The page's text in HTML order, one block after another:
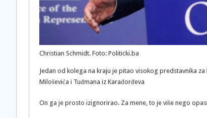
Christian Schmidt. Foto: Politicki.ba
Jedan od kolega na kraju je pitao visokog predstavnika
Miloševića i Tuđmana iz Karađorđeva
On ga je prosto izignorirao. Za mene, to je više nego